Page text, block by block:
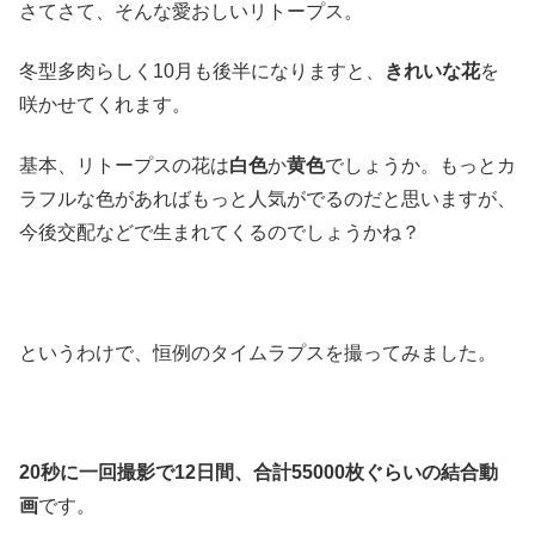
さてさて、そんな愛おしいリトープス。
冬型多肉らしく10月も後半になりますと、 きれいな花を
咲かせてくれます。
基本、リトープスの花は白色か黄色でしょうか。もっとカ
ラフルな色があればもっと人気がでるのだと思いますが、
今後交配などで生まれてくるのでしょうかね？
というわけで、恒例のタイムラプスを撮ってみました。
20秒に一回撮影で12日間、合計55000枚ぐらいの結合動
画です。